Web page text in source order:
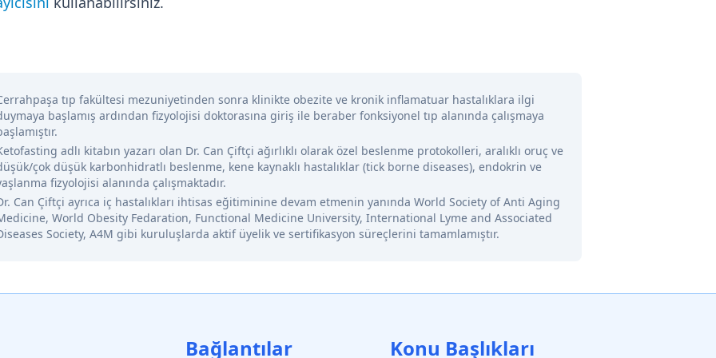
tıp fakültesi mezuniyetinden sonra klinikte obezite ve kronik inflamatuar hastalıklara ilgi
başlamış ardından fizyolojisi doktorasına giriş ile beraber fonksiyonel tıp alanında çalışmaya
adlı kitabın yazarı olan Dr. Can Çiftçi ağırlıklı olarak özel beslenme protokolleri, aralıklı oruç ve
çok düşük karbonhidratlı beslenme, kene kaynaklı hastalıklar (tick borne diseases), endokrin ve
fizyolojisi alanında çalışmaktadır.
Can Çiftçi ayrıca iç hastalıkları ihtisas eğitiminine devam etmenin yanında World Society of Anti Aging
World Obesity Fedaration, Functional Medicine University, International Lyme and Associated
Society, A4M gibi kuruluşlarda aktif üyelik ve sertifikasyon süreçlerini tamamlamıştır.
Bağlantılar Konu Başlıkları